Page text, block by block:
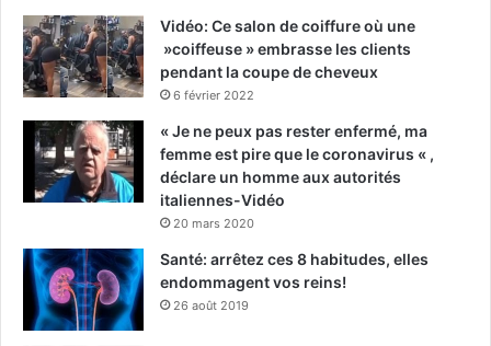
Vidéo: Ce salon de coiffure où une
»coiffeuse » embrasse les clients
pendant la coupe de cheveux
6 février 2022
« Je ne peux pas rester enfermé, ma
femme est pire que le coronavirus « ,
déclare un homme aux autorités
italiennes-Vidéo
20 mars 2020
Santé: arrêtez ces 8 habitudes, elles
endommagent vos reins!
26 août 2019